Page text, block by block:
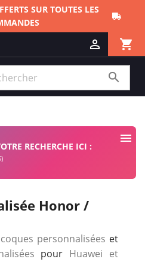
shopping_cart


RECHERCHE ICI :
Honor /
coques personnalisées et
pour Huawei et